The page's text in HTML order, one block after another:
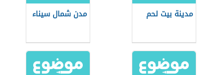
مدينة بيت لحم مدن شمال سيناء